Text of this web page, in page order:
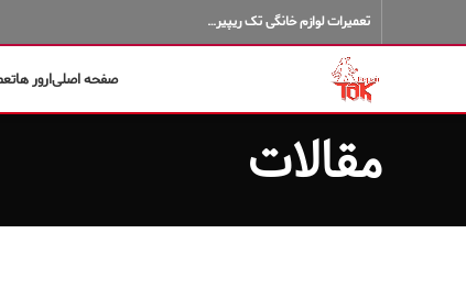
تعمیرات لوازم خانگی تک ریپیر…
صفحه اصلیارور ها
مقالات